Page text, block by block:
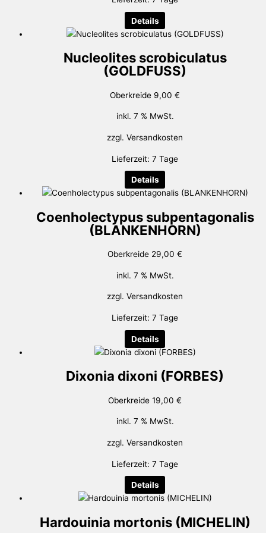
Details
Nucleolites scrobiculatus
(GOLDFUSS)
Oberkreide 9,00 €
inkl. 7 % MwSt.
zzgl. Versandkosten
Lieferzeit: 7 Tage
Details
Coenholectypus subpentagonalis
(BLANKENHORN)
Oberkreide 29,00 €
inkl. 7 % MwSt.
zzgl. Versandkosten
Lieferzeit: 7 Tage
Details
Dixonia dixoni (FORBES)
Oberkreide 19,00 €
inkl. 7 % MwSt.
zzgl. Versandkosten
Lieferzeit: 7 Tage
Details
Hardouinia mortonis (MICHELIN)